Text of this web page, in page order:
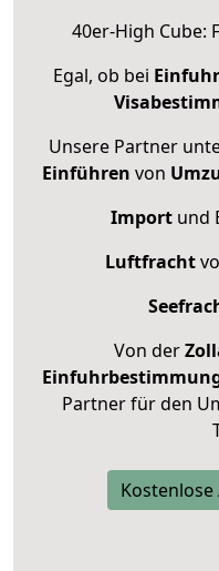
40er-High Cube:
Egal, ob bei
Unsere Partner
Einführen von
Importund
Luftfracht
Von der
Partner für den